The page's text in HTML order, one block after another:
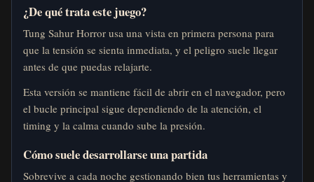
¿De qué trata este juego?
Tung Sahur Horror usa una vista en primera persona para
que la tensión se sienta inmediata, y el peligro suele llegar
antes de que puedas relajarte.
Esta versión se mantiene fácil de abrir en el navegador, pero
el bucle principal sigue dependiendo de la atención, el
timing y la calma cuando sube la presión.
Cómo suele desarrollarse una partida
Sobrevive a cada noche gestionando bien tus herramientas y